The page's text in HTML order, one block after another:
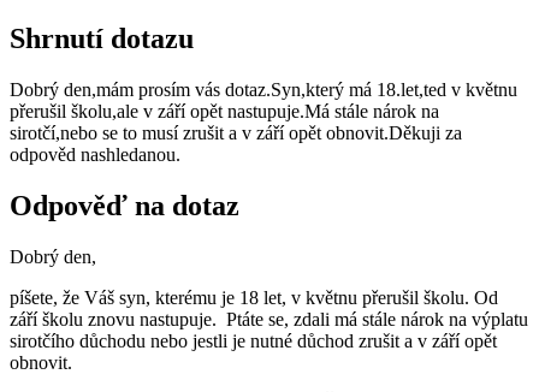
Shrnutí dotazu
Dobrý den,mám prosím vás dotaz.Syn,který má 18.let,ted v květnu
přerušil školu,ale v září opět nastupuje.Má stále nárok na
sirotčí,nebo se to musí zrušit a v září opět obnovit.Děkuji za
odpověd nashledanou.
Odpověď na dotaz
Dobrý den,
píšete, že Váš syn, kterému je 18 let, v květnu přerušil školu. Od
září školu znovu nastupuje. Ptáte se, zdali má stále nárok na výplatu
sirotčího důchodu nebo jestli je nutné důchod zrušit a v září opět
obnovit.